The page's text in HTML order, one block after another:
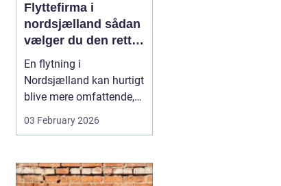
Flyttefirma i
nordsjælland sådan
vælger du den rette
partner til din
flytning
En flytning i
Nordsjælland kan hurtigt
blive mere omfattende,
end man først tror. Der er
nøgler, flyttekasser,
parkering, møbler der
skal skilles ad, og
03 February 2026